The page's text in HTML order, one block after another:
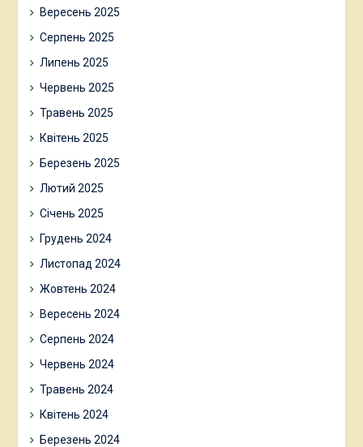
Вересень 2025
Серпень 2025
Липень 2025
Червень 2025
Травень 2025
Квітень 2025
Березень 2025
Лютий 2025
Січень 2025
Грудень 2024
Листопад 2024
Жовтень 2024
Вересень 2024
Серпень 2024
Червень 2024
Травень 2024
Квітень 2024
Березень 2024